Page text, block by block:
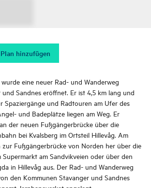
hinzufügen
eine neuer Rad- und Wanderweg
und Sandnes eröffnet. Er ist 4,5 km lang und
Spaziergänge und Radtouren am Ufer des
und Badeplätze liegen am Weg. Er
der neuen Fußgängerbrücke über die
bei Kvalsberg im Ortsteil Hillevåg. Am
zur Fußgängerbrücke von Norden her über die
am Sandvikveien oder über den
in Hillevåg aus. Der Rad- und Wanderweg
den Kommunen Stavanger und Sandnes